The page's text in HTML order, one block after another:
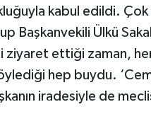
kabul edildi. Çok
Başkanvekili Ülkü
ziyaret ettiği zaman,
hep buydu.
iradesiyle de